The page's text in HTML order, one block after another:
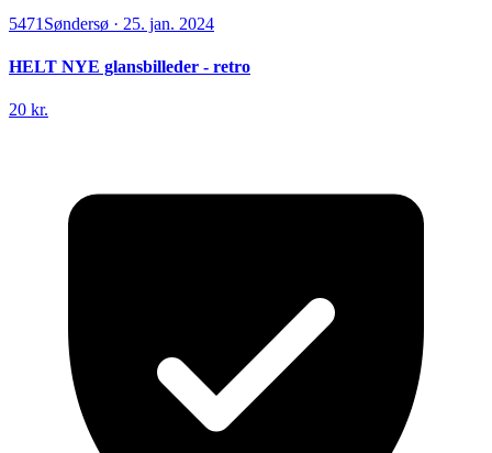
5471 Søndersø · 25. jan. 2024
HELT NYE glansbilleder - retro
20 kr.